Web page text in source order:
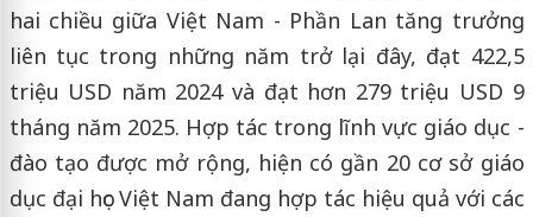
hai chiều giữa Việt Nam - Phần Lan tăng trưởng
liên tục trong những năm trở lại đây, đạt 422,5
triệu USD năm 2024 và đạt hơn 279 triệu USD 9
tháng năm 2025. Hợp tác trong lĩnh vực giáo dục -
đào tạo được mở rộng, hiện có gần 20 cơ sở giáo
dục đại học Việt Nam đang hợp tác hiệu quả với các